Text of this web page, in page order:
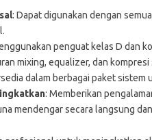
: Dapat digunakan dengan
penguat kelas D dan
mixing, equalizer, dan
dalam berbagai paket sistem
: Memberikan
mendengar secara langsung